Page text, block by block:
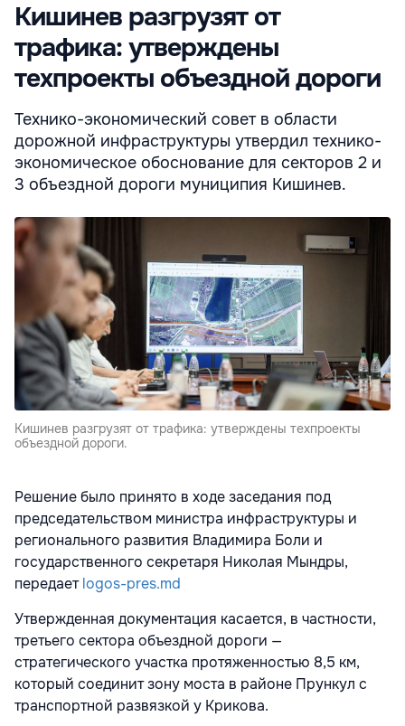
Кишинев разгрузят от
трафика: утверждены
техпроекты объездной дороги
Технико-экономический совет в области
дорожной инфраструктуры утвердил технико-
экономическое обоснование для секторов 2 и
3 объездной дороги муниципия Кишинев.
Кишинев разгрузят от трафика: утверждены техпроекты
объездной дороги.
Решение было принято в ходе заседания под
председательством министра инфраструктуры и
регионального развития Владимира Боли и
государственного секретаря Николая Мындры,
передаетlogos-pres.md
Утвержденная документация касается, в частности,
третьего сектора объездной дороги —
стратегического участка протяженностью 8,5 км,
который соединит зону моста в районе Прункул с
транспортной развязкой у Крикова.